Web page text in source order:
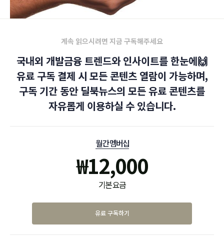
계속 읽으시려면 지금 구독해주세요
국내외 개발금융 트렌드와 인사이트를 한눈에🙌
유료 구독 결제 시 모든 콘텐츠 열람이 가능하며,
구독 기간 동안 딜북뉴스의 모든 유료 콘텐츠를
자유롭게 이용하실 수 있습니다.
월간 멤버십
₩12,000
기본 요금
유료 구독하기